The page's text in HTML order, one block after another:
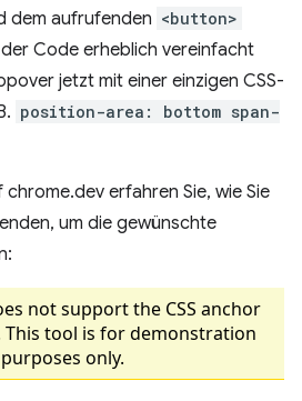
dem aufrufenden <button>
Code erheblich vereinfacht
jetzt mit einer einzigen CSS-
position-area: bottom span-
chrome.dev erfahren Sie, wie Sie
um die gewünschte